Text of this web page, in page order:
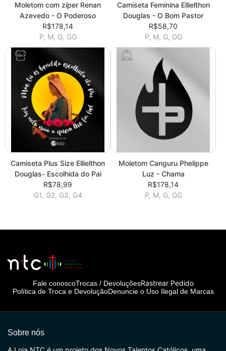
Moletom com zíper Renan
Azevedo - O Poderoso
R$178,14
P, M, G, GG
Camiseta Feminina Ellielthon
Douglas - O Bom Pastor
R$58,70
P, M, G, GG
Camiseta Plus Size Ellielthon
Douglas- Escolhida do Pai
R$78,99
G1, G2, G3, G4
Moletom Canguru Phelippe
Luz - Chama
R$178,14
P, M, G, GG
Fale conoscoTrocas / DevoluçõesRastrear Pedido
Política de Troca e DevoluçãoDenuncie o Uso Ilegal de Marcas
Sobre nós